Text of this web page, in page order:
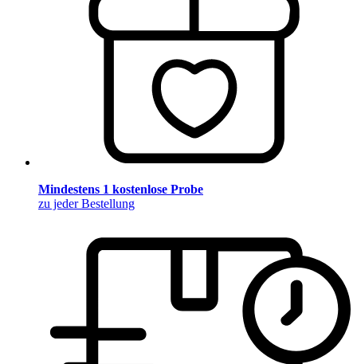
Mindestens 1 kostenlose Probe
zu jeder Bestellung